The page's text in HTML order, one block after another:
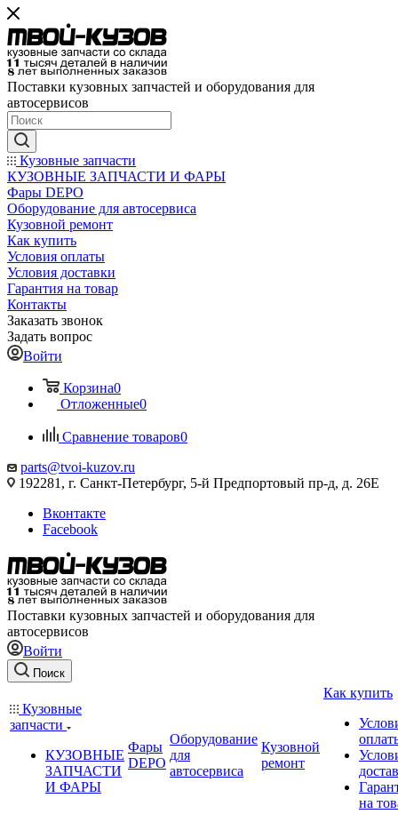
Поставки кузовных запчастей и оборудования для
автосервисов
Кузовные запчасти
КУЗОВНЫЕ ЗАПЧАСТИ И ФАРЫ
Фары DEPO
Оборудование для автосервиса
Кузовной ремонт
Как купить
Условия оплаты
Условия доставки
Гарантия на товар
Контакты
Заказать звонок
Задать вопрос
Войти
Корзина0
Отложенные0
Сравнение товаров0
parts@tvoi-kuzov.ru
192281, г. Санкт-Петербург, 5-й Предпортовый пр-д, д. 26Е
Вконтакте
Facebook
Поставки кузовных запчастей и оборудования для
автосервисов
Войти
Поиск
Кузовные
запчасти
КУЗОВНЫЕ
ЗАПЧАСТИ
И ФАРЫ
Фары
DEPO
Оборудование
для
автосервиса
Кузовной
ремонт
Как купить
на